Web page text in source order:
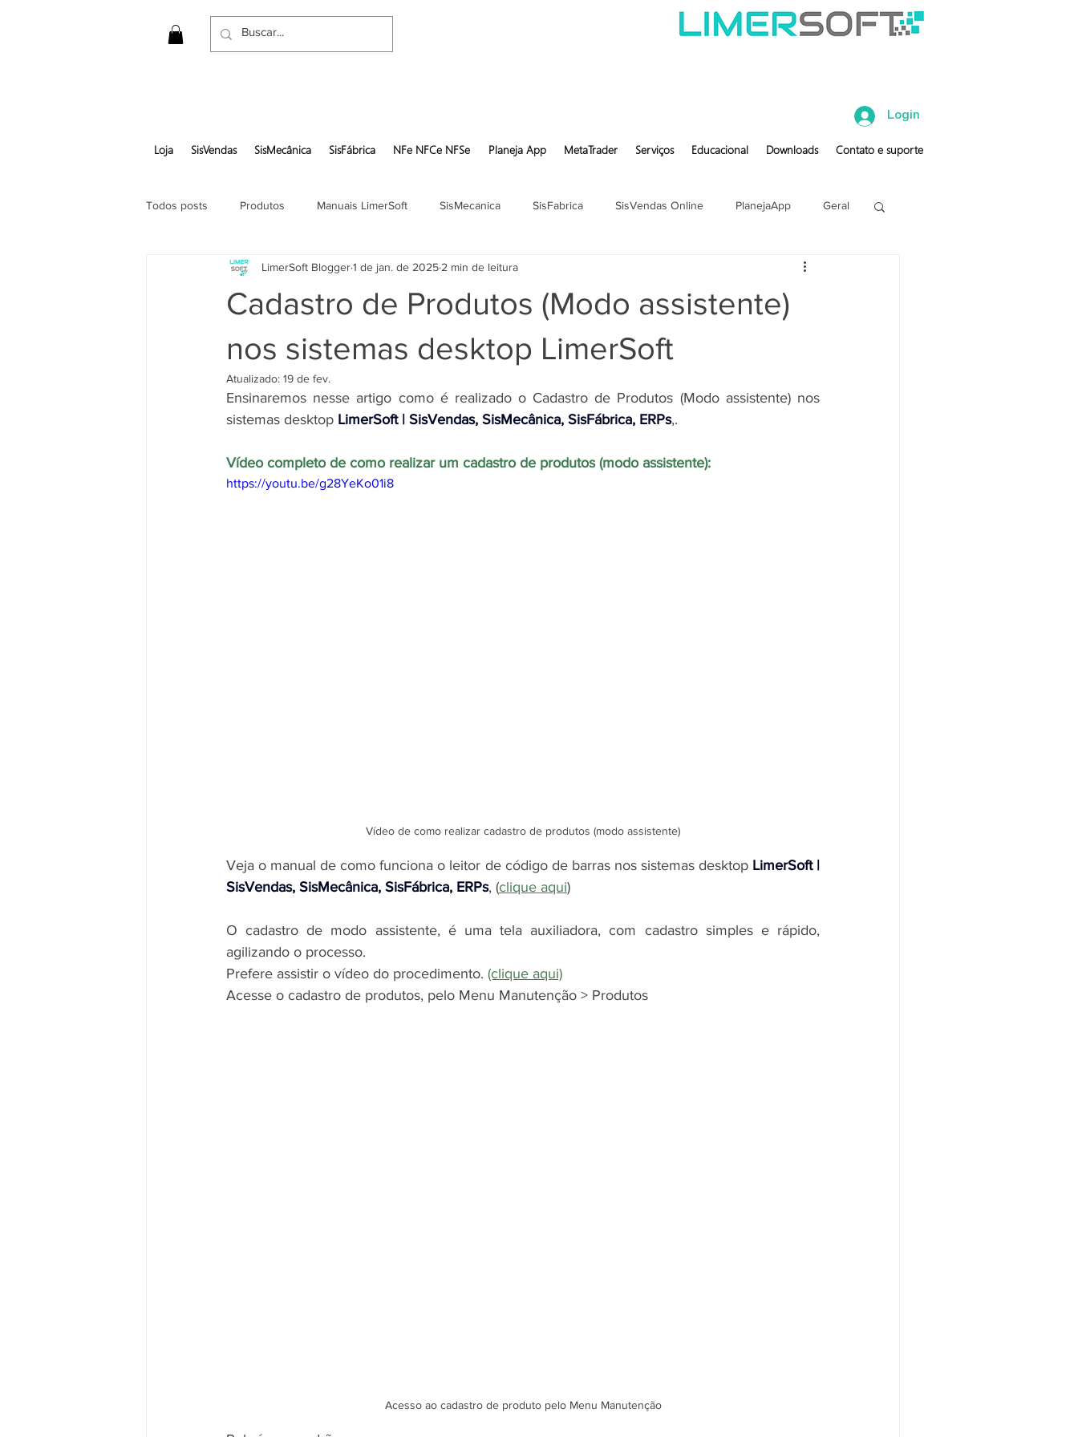
Login
Loja SisVendas SisMecânica SisFábrica NFe NFCe NFSe Planeja App MetaTrader Serviços Educacional Downloads Contato e suporte
Todos posts Produtos Manuais LimerSoft SisMecanica SisFabrica SisVendas Online PlanejaApp Geral
Gerar pedido em pdf
Cadastro de Produtos (Modo assistente)
nos sistemas desktop LimerSoft
LimerSoft Blogger1 de jan. de 20252 min de leitura
Atualizado: 19 de fev.
sistemas desktop LimerSoft | SisVendas, SisMecânica, SisFábrica, ERPs,.
Vídeo completo de como realizar um cadastro de produtos (modo assistente):
https://youtu.be/g28YeKo01i8
Vídeo de como realizar cadastro de produtos (modo assistente)
Veja o manual de como funciona o leitor de código de barras nos sistemas desktop LimerSoft |
SisVendas, SisMecânica, SisFábrica, ERPs, (clique aqui)
O cadastro de modo assistente, é uma tela auxiliadora, com cadastro simples e rápido,
agilizando o processo.
Prefere assistir o vídeo do procedimento. (clique aqui)
Acesse o cadastro de produtos, pelo Menu Manutenção > Produtos
Acesso ao cadastro de produto pelo Menu Manutenção